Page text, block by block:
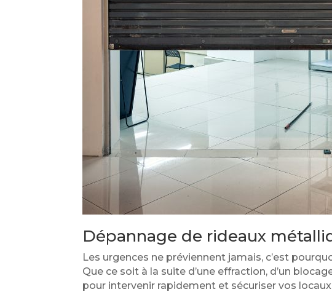
Dépannage de rideaux
Les urgences ne préviennent jamais, c’est
Que ce soit à la suite d’une effraction, d’un
pour intervenir rapidement et sécuriser vos